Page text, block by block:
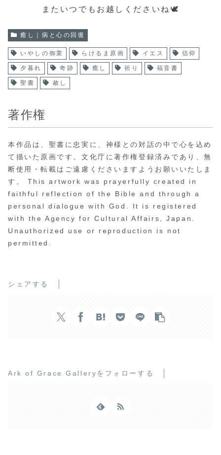
またいつでもお越しくださいね🕊️
癒し｜病と心の回復
いやしの御業 らけるま原画 イエス 信仰
夕暮れ 奇跡 癒し 祈り 福音書
聖書 赦し
著作権
本作品は、聖書に忠実に、神様との対話の中で心を込め
て描いた原画です。文化庁に著作権登録済みであり、無
断使用・転載はご遠慮くださいますようお願いいたしま
す。 This artwork was prayerfully created in
faithful reflection of the Bible and through a
personal dialogue with God. It is registered
with the Agency for Cultural Affairs, Japan.
Unauthorized use or reproduction is not
permitted.
シェアする
Ark of Grace Galleryをフォローする